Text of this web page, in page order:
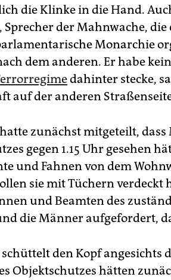
die Klinke in die Hand.
Sprecher der Mahnwache,
Monarchie
dem anderen. Er habe
dahinter stecke,
auf der anderen
zunächst mitgeteilt,
gegen 1.15 Uhr gesehen
und Fahnen von dem
sie mit Tüchern
und Beamten des
die Männer aufgefordert,
den Kopf angesichts
Objektschutzes hätten